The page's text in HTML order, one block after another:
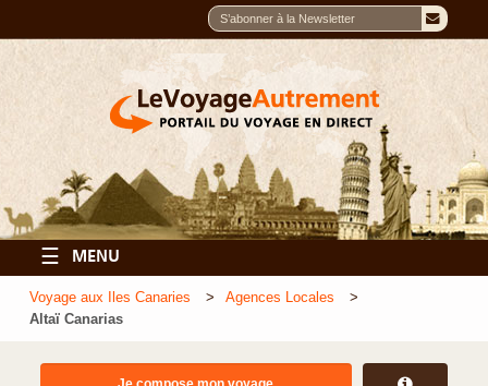
☰ MENU
Voyage aux Iles Canaries
Agences Locales
Altaï Canarias